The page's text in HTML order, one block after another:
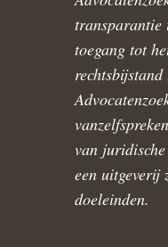
transparantie
toegang tot
rechtsbijstand
van
een uitgeverij
doeleinden.